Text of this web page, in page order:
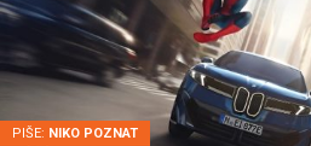
PIŠE: NIKO POZNAT